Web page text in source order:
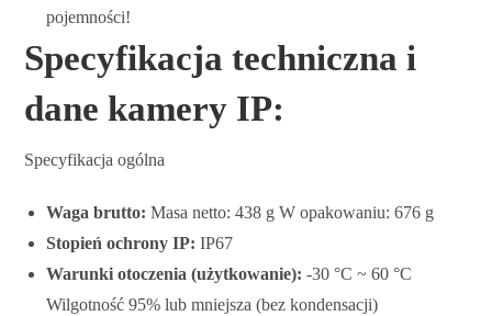
pojemności!
Specyfikacja techniczna i
dane kamery IP:
Specyfikacja ogólna
Waga brutto: Masa netto: 438 g W opakowaniu: 676 g
Stopień ochrony IP: IP67
Warunki otoczenia (użytkowanie): -30 °C ~ 60 °C
Wilgotność 95% lub mniejsza (bez kondensacji)